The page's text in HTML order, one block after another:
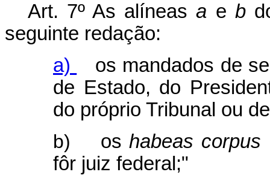
Art. 7º As alíneasa e b
seguinte redação:
a)
os mandados de
de Estado, do
do próprio Tribunal ou
b) oshabeas corpus
fôr juiz federal;"